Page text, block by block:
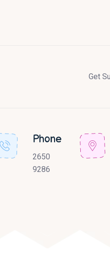
Get
Phone
2650
9286